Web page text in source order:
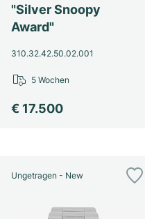
"Silver Snoopy
Award"
310.32.42.50.02.001
€ 17.500
5 Wochen
Ungetragen - New